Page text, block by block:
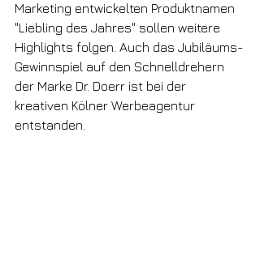
Marketing entwickelten Produktnamen
"Liebling des Jahres" sollen weitere
Highlights folgen. Auch das Jubiläums-
Gewinnspiel auf den Schnelldrehern
der Marke Dr. Doerr ist bei der
kreativen Kölner Werbeagentur
entstanden.